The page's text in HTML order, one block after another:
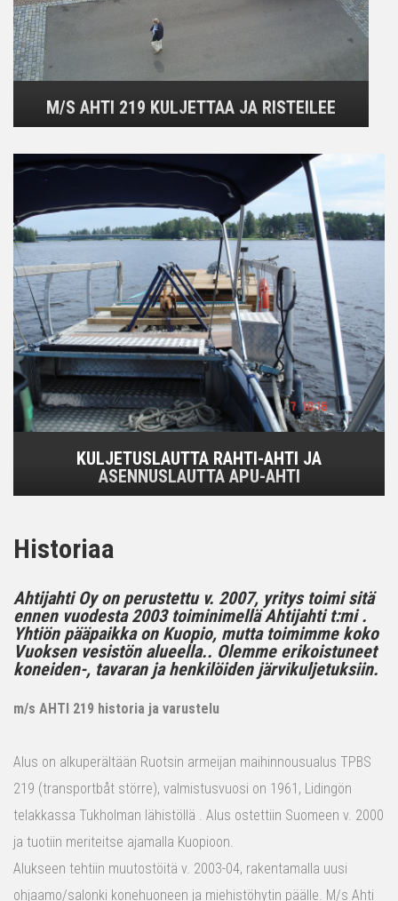
M/S AHTI 219 KULJETTAA JA RISTEILEE
KULJETUSLAUTTA RAHTI-AHTI JA
ASENNUSLAUTTA APU-AHTI
Historiaa
Ahtijahti Oy on perustettu v. 2007, yritys toimi sitä
ennen vuodesta 2003 toiminimellä Ahtijahti t:mi .
Yhtiön pääpaikka on Kuopio, mutta toimimme koko
Vuoksen vesistön alueella.. Olemme erikoistuneet
koneiden-, tavaran ja henkilöiden järvikuljetuksiin.
m/s AHTI 219 historia ja varustelu
Alus on alkuperältään Ruotsin armeijan maihinnousualus TPBS
219 (transportbåt större), valmistusvuosi on 1961, Lidingön
telakkassa Tukholman lähistöllä . Alus ostettiin Suomeen v. 2000
ja tuotiin meriteitse ajamalla Kuopioon.
Alukseen tehtiin muutostöitä v. 2003-04, rakentamalla uusi
ohjaamo/salonki konehuoneen ja miehistöhytin päälle. M/s Ahti